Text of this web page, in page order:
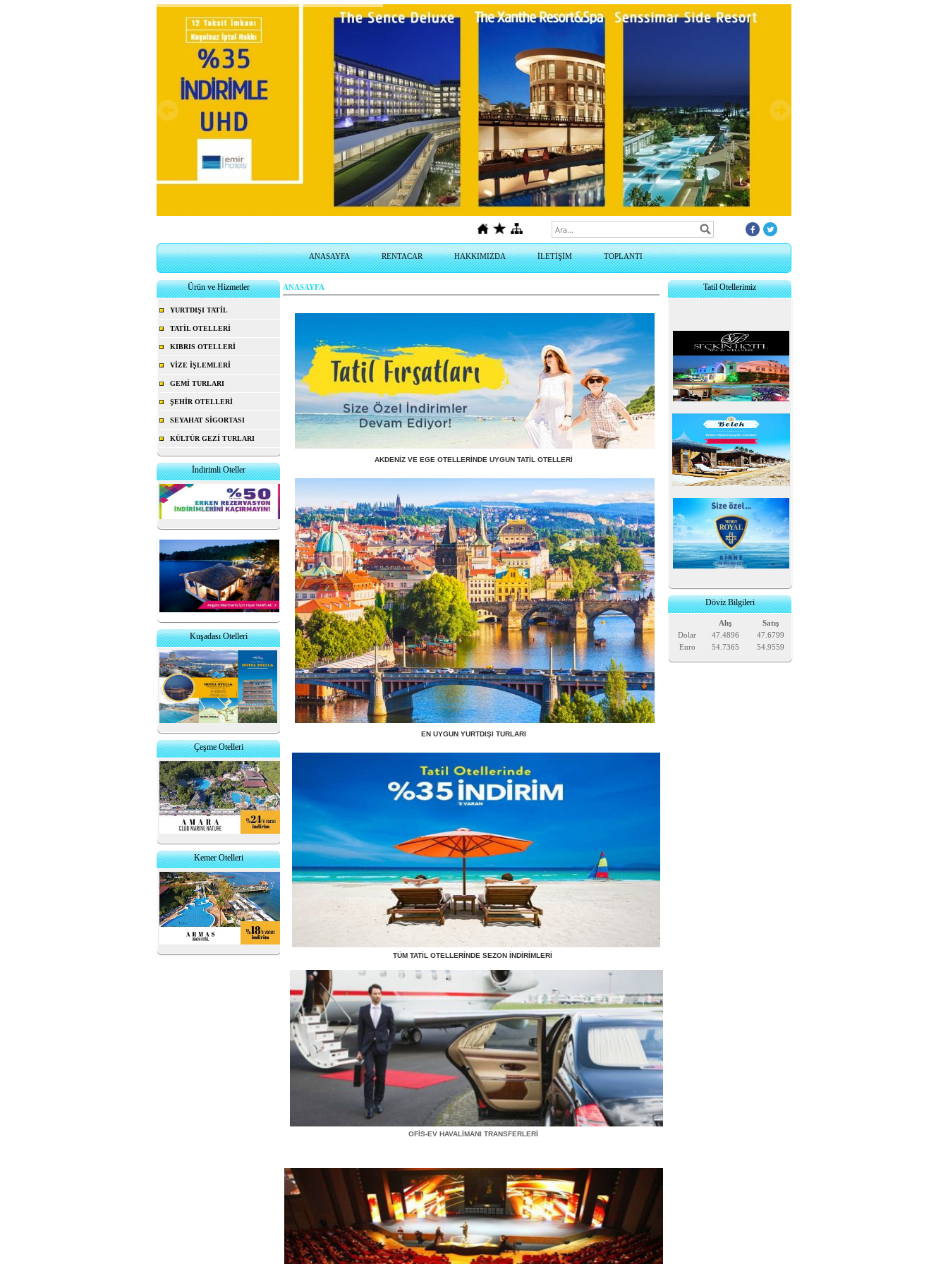
ANASAYFA RENTACAR HAKKIMIZDA İLETİŞİM TOPLANTI
Ürün ve Hizmetler
YURTDIŞI TATİL
TATİL OTELLERİ
KIBRIS OTELLERİ
VİZE İŞLEMLERİ
GEMİ TURLARI
ŞEHİR OTELLERİ
SEYAHAT SİGORTASI
KÜLTÜR GEZİ TURLARI
İndirimli Oteller
Kuşadası Otelleri
Çeşme Otelleri
Kemer Otelleri
ANASAYFA
AKDENİZ VE EGE OTELLERİNDE UYGUN TATİL OTELLERİ
EN UYGUN YURTDIŞI TURLARI
TÜM TATİL OTELLERİNDE SEZON İNDİRİMLERİ
OFİS-EV HAVALİMANI TRANSFERLERİ
Tatil Otellerimiz
Döviz Bilgileri
Alış
Satış
Dolar
47.4896
47.6799
Euro
54.7365 54.9559